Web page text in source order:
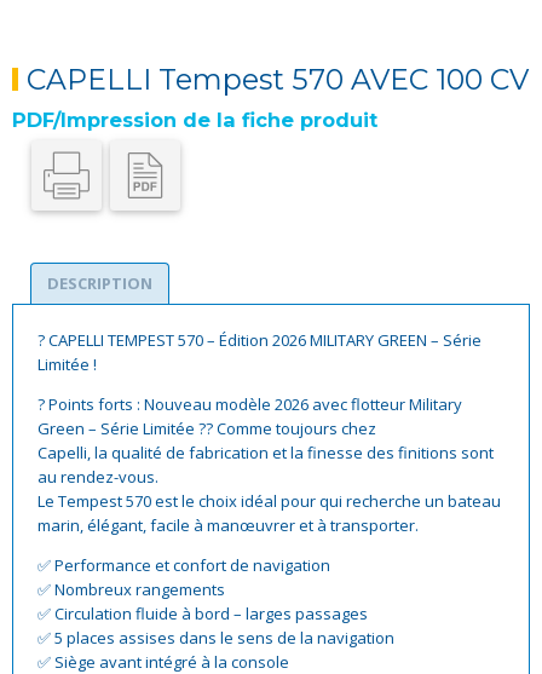
CAPELLI Tempest 570 AVEC 100 CV
PDF/Impression de la fiche produit
DESCRIPTION
? CAPELLI TEMPEST 570 – Édition 2026 MILITARY GREEN – Série
Limitée !
? Points forts : Nouveau modèle 2026 avec flotteur Military
Green – Série Limitée ?? Comme toujours chez
Capelli, la qualité de fabrication et la finesse des finitions sont
au rendez-vous.
Le Tempest 570 est le choix idéal pour qui recherche un bateau
marin, élégant, facile à manœuvrer et à transporter.
✅ Performance et confort de navigation
✅ Nombreux rangements
✅ Circulation fluide à bord – larges passages
✅ 5 places assises dans le sens de la navigation
✅ Siège avant intégré à la console